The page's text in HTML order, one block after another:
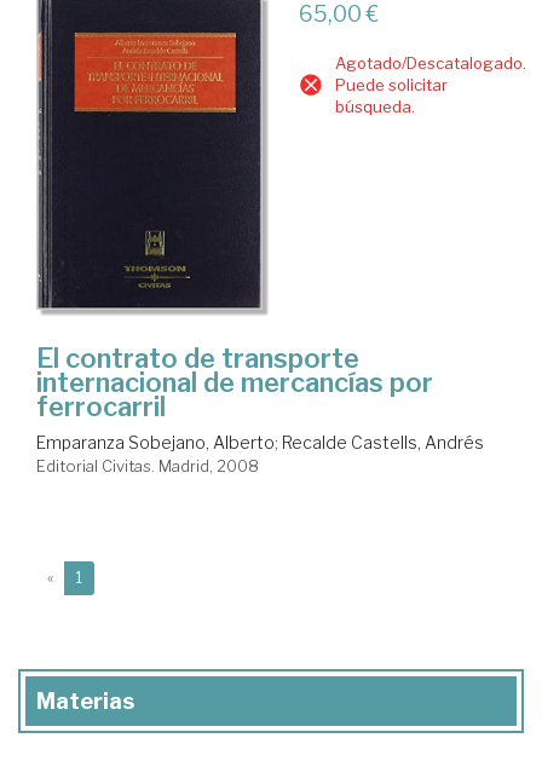
65,00 €
Agotado/Descatalogado.
Puede solicitar
búsqueda.
El contrato de transporte
internacional de mercancías por
ferrocarril
Emparanza Sobejano, Alberto; Recalde Castells, Andrés
Editorial Civitas. Madrid, 2008
« 1
Materias